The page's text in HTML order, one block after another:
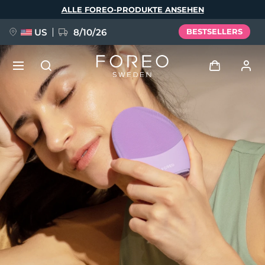
ALLE FOREO-PRODUKTE ANSEHEN
US 8/10/26 BESTSELLERS
Benutzerkonto
Meine Geräte
Meine Bestellungen
Meine Adressen
Meine Abonnements
NEU
FAQ™ Pure Beauty-Tech Elixir
BREAKING NEWS
issa™ Teeth Whitening Set
Sprache
English Deutsch
Español
Français
Italiano
Português
Svenska
Русский
Türkçe
简体中文 繁體中文